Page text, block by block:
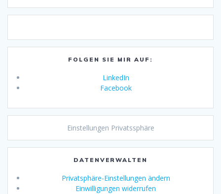
FOLGEN SIE MIR AUF:
LinkedIn
Facebook
Einstellungen Privatssphäre
DATENVERWALTEN
Privatsphäre-Einstellungen ändern
Einwilligungen widerrufen